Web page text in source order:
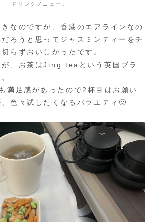
ドリンクメニュー。
なのですが、香港のエアラインなの
ろうと思ってジャスミンティーをチ
らずおいしかったです。
、お茶はJing tea という英国ブラ
満足感があったので2杯目はお願い
色々試したくなるバラエティ🙂